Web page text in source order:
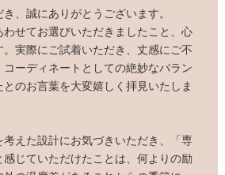
、誠にありがとうございます。
せてお選びいただきましたこと、心
実際にご試着いただき、丈感にご不
ーディネートとしての絶妙なバラン
のお言葉を大変嬉しく拝見いたしま
えた設計にお気づきいただき、「専
じていただけたことは、何よりの励